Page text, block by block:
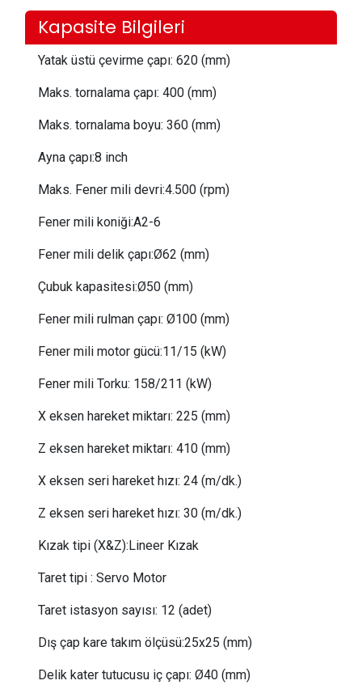
Kapasite Bilgileri
Yatak üstü çevirme çapı: 620 (mm)
Maks. tornalama çapı: 400 (mm)
Maks. tornalama boyu: 360 (mm)
Ayna çapı:8 inch
Maks. Fener mili devri:4.500 (rpm)
Fener mili koniği:A2-6
Fener mili delik çapı:Ø62 (mm)
Çubuk kapasitesi:Ø50 (mm)
Fener mili rulman çapı: Ø100 (mm)
Fener mili motor gücü:11/15 (kW)
Fener mili Torku: 158/211 (kW)
X eksen hareket miktarı: 225 (mm)
Z eksen hareket miktarı: 410 (mm)
X eksen seri hareket hızı: 24 (m/dk.)
Z eksen seri hareket hızı: 30 (m/dk.)
Kızak tipi (X&Z):Lineer Kızak
Taret tipi : Servo Motor
Taret istasyon sayısı: 12 (adet)
Dış çap kare takım ölçüsü:25x25 (mm)
Delik kater tutucusu iç çapı: Ø40 (mm)